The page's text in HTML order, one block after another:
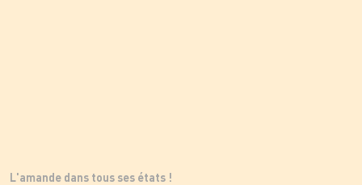
L'amande dans tous ses états !